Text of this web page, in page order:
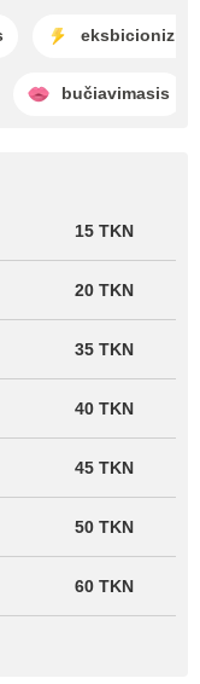
bučiavimasis
15 TKN
20 TKN
35 TKN
40 TKN
45 TKN
50 TKN
60 TKN